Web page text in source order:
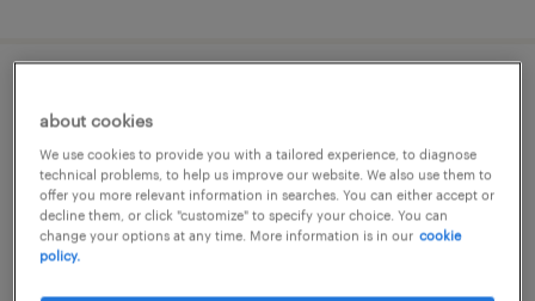
ョン）
三重, 三重県
permanent
¥6,100,000 - ¥11,200,000 per year, 年収610 ～
1,120万円
about cookies
We use cookies to provide you with a tailored experience, to diagnose
technical problems, to help us improve our website. We also use them to
offer you more relevant information in searches. You can either accept or
decline them, or click "customize" to specify your choice. You can
change your options at any time. More information is in our cookie
policy.